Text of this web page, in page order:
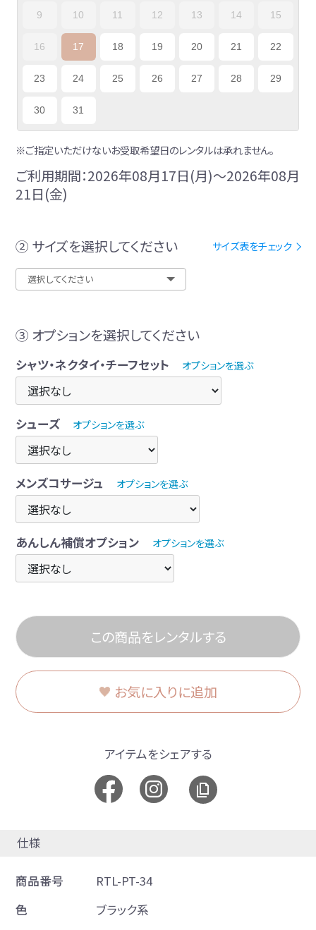
9 10 11 12 13 14 15
16 17 18 19 20 21 22
23 24 25 26 27 28 29
30 31
※ご指定いただけないお受取希望日のレンタルは承れません。
ご利用期間：2026年08月17日(月)～2026年08月
21日(金)
② サイズを選択してください サイズ表をチェック
③ オプションを選択してください
シャツ・ネクタイ・チーフセット オプションを選ぶ
シューズ オプションを選ぶ
メンズコサージュ オプションを選ぶ
あんしん補償オプション オプションを選ぶ
この商品をレンタルする
お気に入りに追加
アイテムをシェアする
仕様
商品番号
RTL-PT-34
色
ブラック系